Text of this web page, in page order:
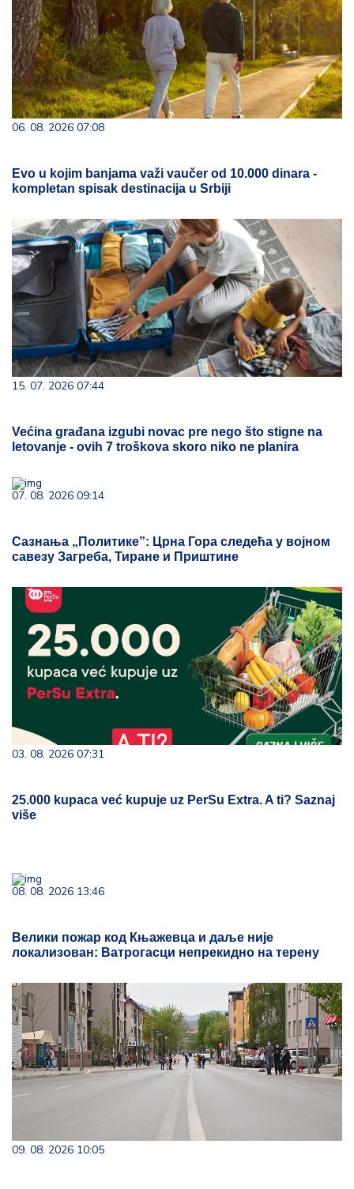
06. 08. 2026 07:08
Evo u kojim banjama važi vaučer od 10.000 dinara -
kompletan spisak destinacija u Srbiji
15. 07. 2026 07:44
Većina građana izgubi novac pre nego što stigne na
letovanje - ovih 7 troškova skoro niko ne planira
07. 08. 2026 09:14
Сазнања „Политике”: Црна Гора следећа у војном
савезу Загреба, Тиране и Приштине
03. 08. 2026 07:31
25.000 kupaca već kupuje uz PerSu Extra. A ti? Saznaj
više
08. 08. 2026 13:46
Велики пожар код Књажевца и даље није
локализован: Ватрогасци непрекидно на терену
09. 08. 2026 10:05